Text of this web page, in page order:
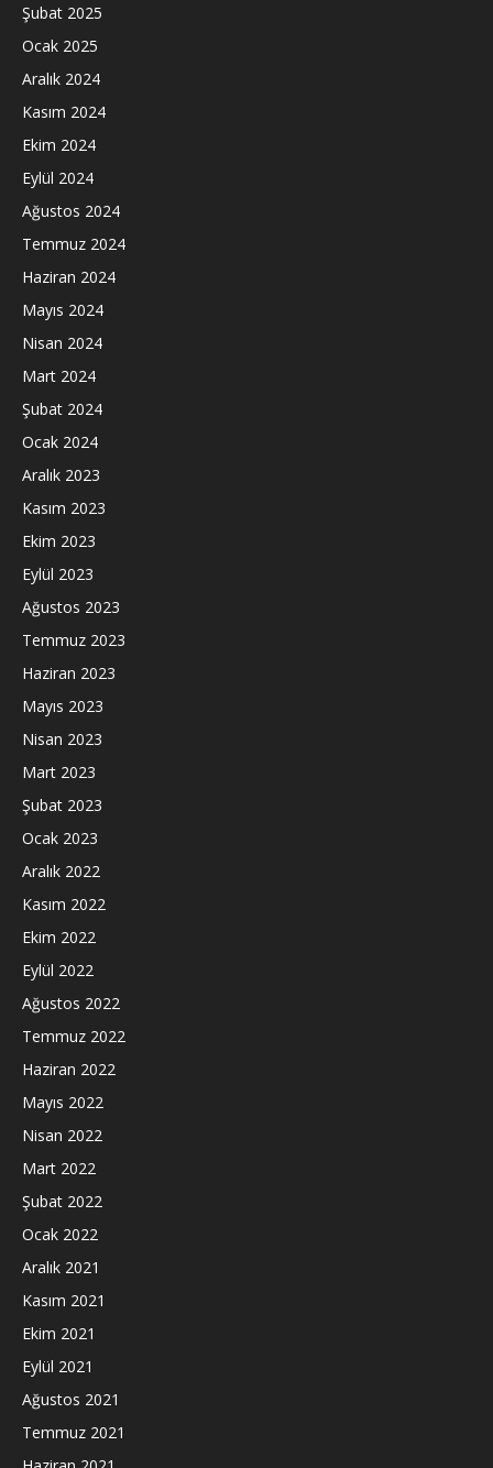
Şubat 2025
Ocak 2025
Aralık 2024
Kasım 2024
Ekim 2024
Eylül 2024
Ağustos 2024
Temmuz 2024
Haziran 2024
Mayıs 2024
Nisan 2024
Mart 2024
Şubat 2024
Ocak 2024
Aralık 2023
Kasım 2023
Ekim 2023
Eylül 2023
Ağustos 2023
Temmuz 2023
Haziran 2023
Mayıs 2023
Nisan 2023
Mart 2023
Şubat 2023
Ocak 2023
Aralık 2022
Kasım 2022
Ekim 2022
Eylül 2022
Ağustos 2022
Temmuz 2022
Haziran 2022
Mayıs 2022
Nisan 2022
Mart 2022
Şubat 2022
Ocak 2022
Aralık 2021
Kasım 2021
Ekim 2021
Eylül 2021
Ağustos 2021
Temmuz 2021